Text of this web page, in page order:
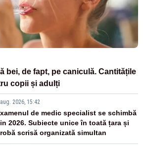
bei, de fapt, pe caniculă. Cantitățile
copii și adulți
2026, 15:42
de medic specialist se schimbă
2026. Subiecte unice în toată țara și
scrisă organizată simultan